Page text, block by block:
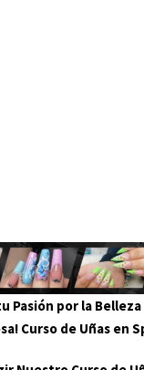
Pasión por la
Curso de Uñas en